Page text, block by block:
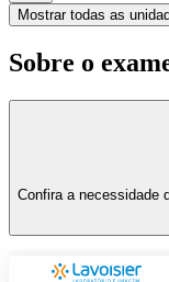
Mostrar todas as
Sobre o
Confira a necessidade